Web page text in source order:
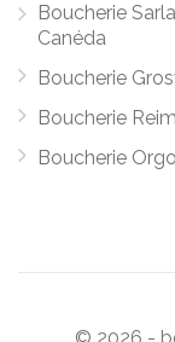
Boucherie
Canéda
Boucherie
Boucherie
Boucherie